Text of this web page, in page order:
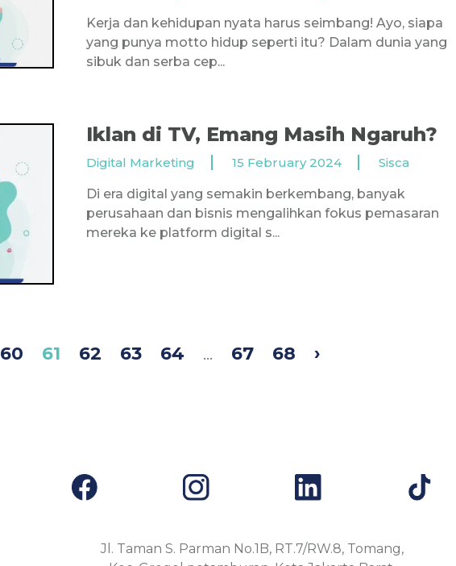
Kerja dan kehidupan nyata harus seimbang! Ayo, siapa
yang punya motto hidup seperti itu? Dalam dunia yang
sibuk dan serba cep...
Iklan di TV, Emang Masih Ngaruh?
Digital Marketing 15 February 2024 Sisca
Di era digital yang semakin berkembang, banyak
perusahaan dan bisnis mengalihkan fokus pemasaran
mereka ke platform digital s...
60 61 62 63 64 ... 67 68 ›
Jl. Taman S. Parman No.1B, RT.7/RW.8, Tomang,